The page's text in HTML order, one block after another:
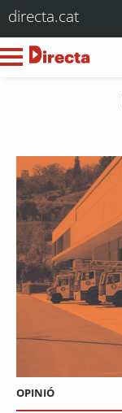
directa.cat
OPINIÓ